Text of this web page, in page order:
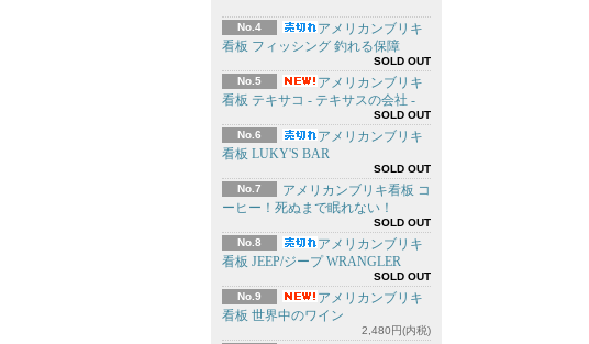
No.4
アメリカンブリキ
看板 フィッシング 釣れる保障
SOLD OUT
No.5
アメリカンブリキ
看板 テキサコ - テキサスの会社 -
SOLD OUT
No.6
アメリカンブリキ
看板 LUKY'S BAR
SOLD OUT
No.7
アメリカンブリキ看板 コ
ーヒー！死ぬまで眠れない！
SOLD OUT
No.8
アメリカンブリキ
看板 JEEP/ジープ WRANGLER
SOLD OUT
No.9
アメリカンブリキ
看板 世界中のワイン
2,480円(内税)